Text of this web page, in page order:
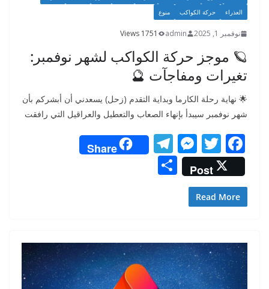
العذراء
حركة الكواكب منوع
نوفمبر 1, 2025 admin
1751 Views
🪐 موجز حركة الكواكب لشهر نوفمبر:
تغيرات ومفاجآت 🔮
🌟 نهاية رحلة الكارما وبداية التقدم (زحل) يسعدني أن أبشركم بأن
شهر نوفمبر سيبدأ بإنهاء الصعاب والتعطيل والعراقيل التي رافقت
F
ac
e
b
o
k
T
w
itt
er
M
e
ss
g
er
T
el
m
Share
Post
Read More